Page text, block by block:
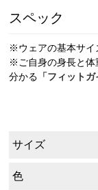
スペック
※ウェアの基本サイ
※ご自身の身長と体
分かる 「フィットガ
サイズ
色